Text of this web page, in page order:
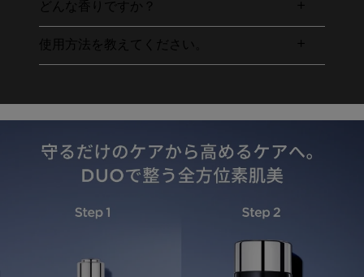
どんな香りですか？
使用方法を教えてください。